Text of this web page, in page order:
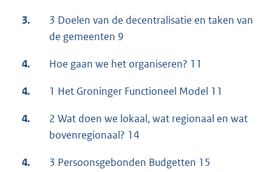
3.
3 Doelen van de decentralisatie en taken van
de gemeenten 9
4. Hoe gaan we het organiseren? 11
4. 1 Het Groninger Functioneel Model 11
4.
2 Wat doen we lokaal, wat regionaal en wat
bovenregionaal? 14
4. 3 Persoonsgebonden Budgetten 15